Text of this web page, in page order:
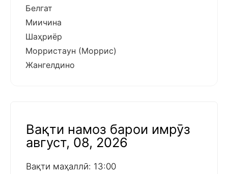
Белгат
Миичина
Шаҳриёр
Морристаун (Моррис)
Жангелдино
Вақти намоз барои имрӯз
август, 08, 2026
Вақти маҳаллӣ: 13:00